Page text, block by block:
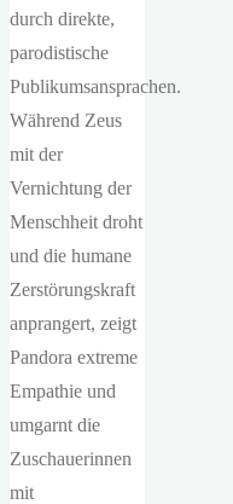
durch direkte,
parodistische
Publikumsansprachen.
Während Zeus
mit der
Vernichtung der
Menschheit droht
und die humane
Zerstörungskraft
anprangert, zeigt
Pandora extreme
Empathie und
umgarnt die
Zuschauerinnen
mit